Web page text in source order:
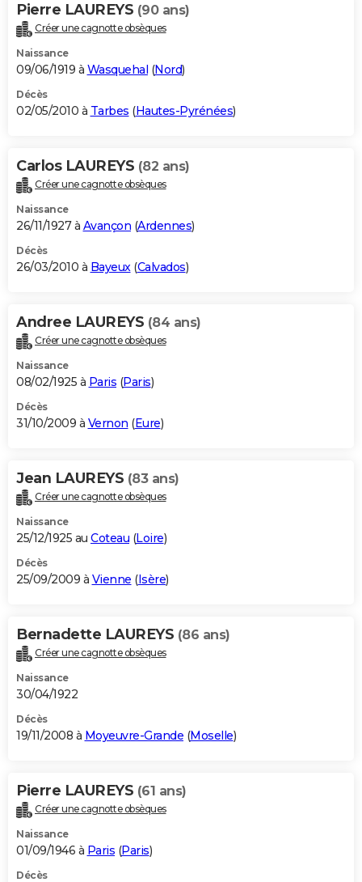
Pierre LAUREYS (90 ans)
Créer une cagnotte obsèques
Naissance
09/06/1919 à Wasquehal (Nord)
Décès
02/05/2010 à Tarbes (Hautes-Pyrénées)
Carlos LAUREYS (82 ans)
Créer une cagnotte obsèques
Naissance
26/11/1927 à Avançon (Ardennes)
Décès
26/03/2010 à Bayeux(Calvados)
Andree LAUREYS (84 ans)
Créer une cagnotte obsèques
Naissance
08/02/1925 à Paris (Paris)
Décès
31/10/2009 à Vernon (Eure)
Jean LAUREYS (83 ans)
Créer une cagnotte obsèques
Naissance
25/12/1925 au Coteau (Loire)
Décès
25/09/2009 à Vienne (Isère)
Bernadette LAUREYS (86 ans)
Créer une cagnotte obsèques
Naissance
30/04/1922
Décès
19/11/2008 à Moyeuvre-Grande (Moselle)
Pierre LAUREYS (61 ans)
Créer une cagnotte obsèques
Naissance
01/09/1946 à Paris (Paris)
Décès